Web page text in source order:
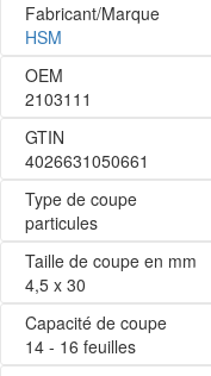
Fabricant/Marque
HSM
OEM
2103111
GTIN
4026631050661
Type de coupe
particules
Taille de coupe en mm
4,5 x 30
Capacité de coupe
14 - 16 feuilles